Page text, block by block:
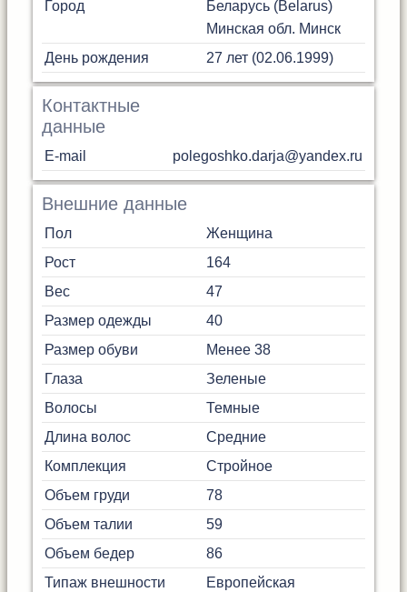
Город
Беларусь (Belarus)
Минская обл. Минск
День рождения
27 лет (02.06.1999)
Контактные
данные
E-mail polegoshko.darja@yandex.ru
Внешние данные
Пол
Женщина
Рост
164
Вес
47
Размер одежды
40
Размер обуви
Менее 38
Глаза
Зеленые
Волосы
Темные
Длина волос
Средние
Комплекция
Стройное
Объем груди
78
Объем талии
59
Объем бедер
86
Типаж внешности
Европейская